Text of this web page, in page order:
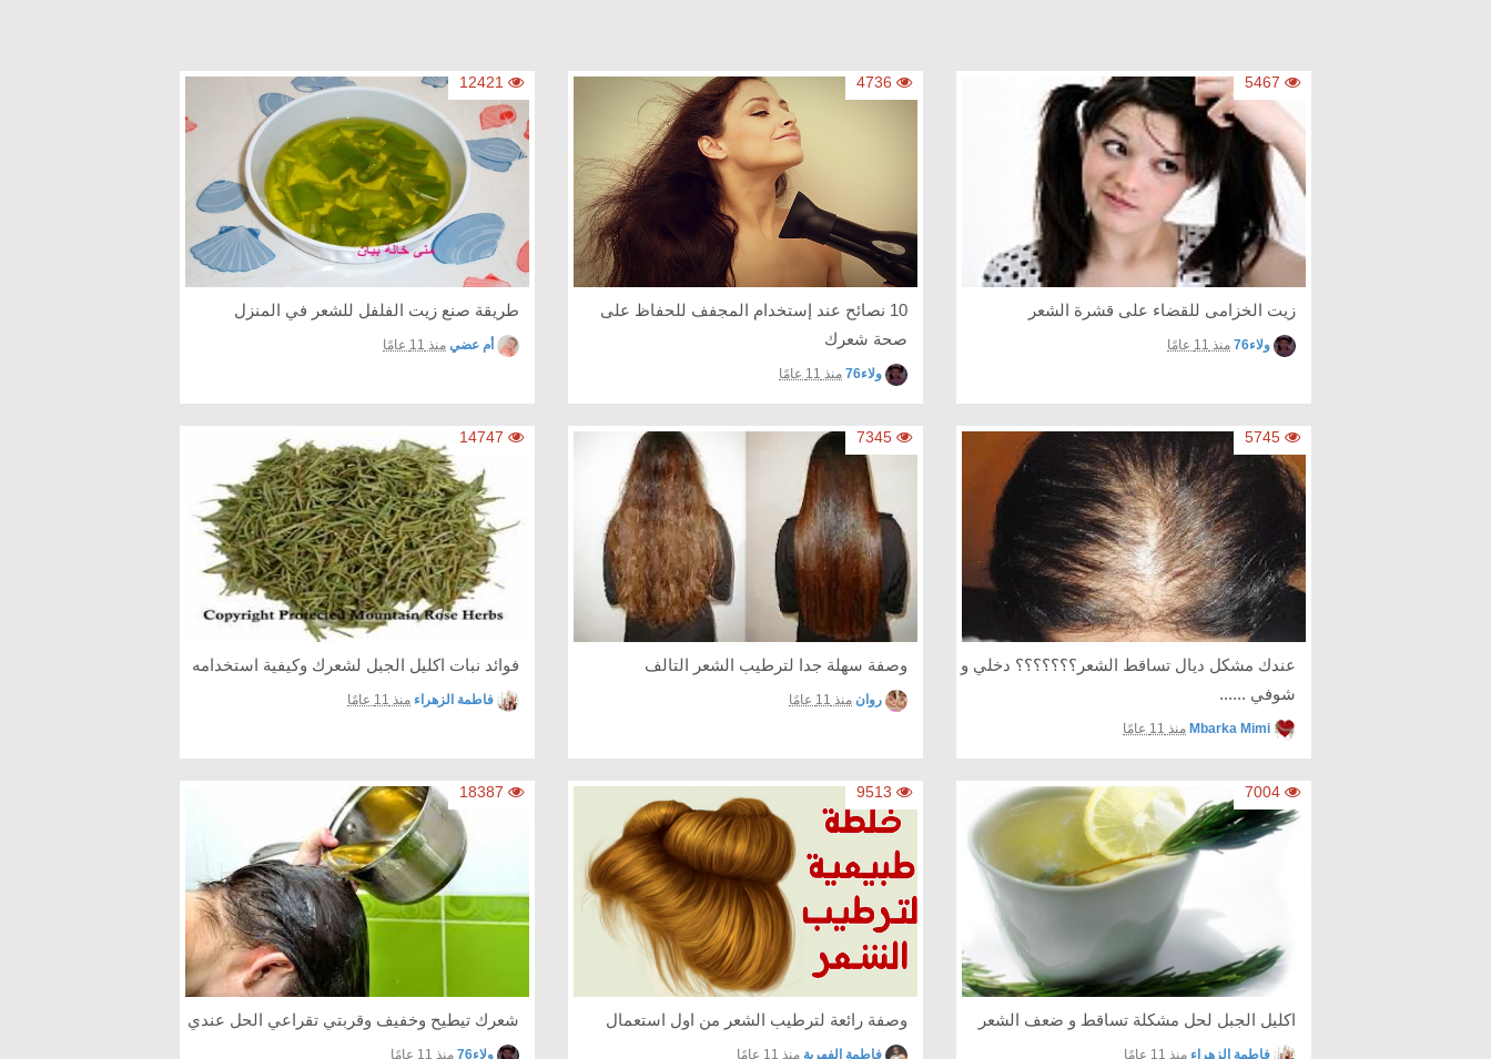
زيت الخزامى للقضاء على قشرة الشعر
ولاء76 منذ 11 عامًا
10 نصائح عند إستخدام المجفف للحفاظ على
صحة شعرك
ولاء76 منذ 11 عامًا
طريقة صنع زيت الفلفل للشعر في المنزل
أم عضي منذ 11 عامًا
عندك مشكل ديال تساقط الشعر؟؟؟؟؟؟؟ دخلي و
شوفي ......
Mbarka Mimi منذ 11 عامًا
وصفة سهلة جدا لترطيب الشعر التالف
روان منذ 11 عامًا
فوائد نبات اكليل الجبل لشعرك وكيفية استخدامه
فاطمة الزهراء منذ 11 عامًا
اكليل الجبل لحل مشكلة تساقط و ضعف الشعر
فاطمة الزهراء منذ 11 عامًا
وصفة رائعة لترطيب الشعر من اول استعمال
فاطمة الفهرية منذ 11 عامًا
شعرك تيطيح وخفيف وقربتي تقراعي الحل عندي
ولاء76 منذ 11 عامًا